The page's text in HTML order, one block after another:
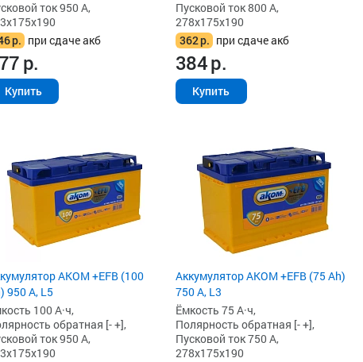
ток 950 А,
р. при сдаче акб
р.
Купить
Пусковой ток 800 А,
278x175x190
362р. при сдаче акб
384р.
Купить
AKOM +EFB (100
950 А, L5
100 А·ч,
обратная [- +],
ток 950 А,
Аккумулятор AKOM +EFB (75 Ah)
750 А, L3
Ёмкость 75 А·ч,
Полярность обратная [- +],
Пусковой ток 750 А,
278x175x190